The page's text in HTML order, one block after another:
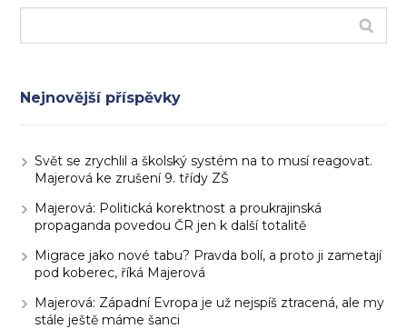
Nejnovější příspěvky
Svět se zrychlil a školský systém na to musí reagovat.
Majerová ke zrušení 9. třídy ZŠ
Majerová: Politická korektnost a proukrajinská
propaganda povedou ČR jen k další totalitě
Migrace jako nové tabu? Pravda bolí, a proto ji zametají
pod koberec, říká Majerová
Majerová: Západní Evropa je už nejspíš ztracená, ale my
stále ještě máme šanci